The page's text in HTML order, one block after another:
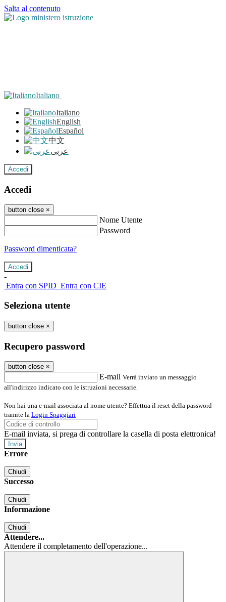
Salta al contenuto
Italiano
Italiano
English
Español
中文
عربى
Accedi
Accedi
button close ×
Nome Utente
Password
Password dimenticata?
-
Entra con SPID Entra con CIE
Seleziona utente
button close ×
Recupero password
button close ×
E-mail Verrà inviato un messaggio
all'indirizzo indicato con le istruzioni necessarie.
Non hai una e-mail associata al nome utente? Effettua il reset della password
tramite la Login Spaggiari
E-mail inviata, si prega di controllare la casella di posta elettronica!
Errore
Chiudi
Successo
Chiudi
Informazione
Chiudi
Attendere...
Attendere il completamento dell'operazione...